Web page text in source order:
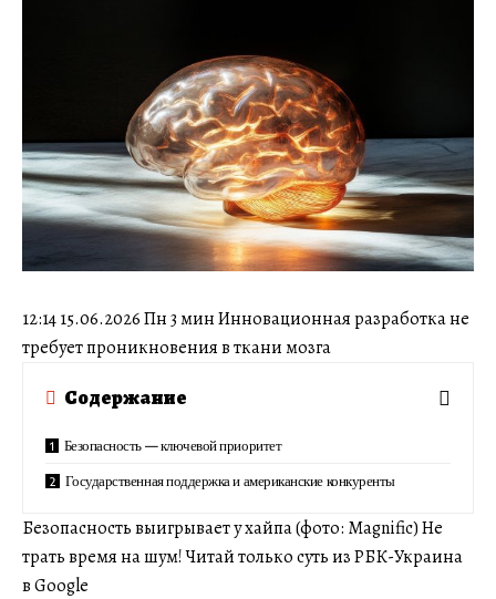
12:14 15.06.2026 Пн 3 мин Инновационная разработка не
требует проникновения в ткани мозга
Содержание
Безопасность — ключевой приоритет
Государственная поддержка и американские конкуренты
Безопасность выигрывает у хайпа (фото: Magnific) Не
трать время на шум! Читай только суть из РБК-Украина
в Google